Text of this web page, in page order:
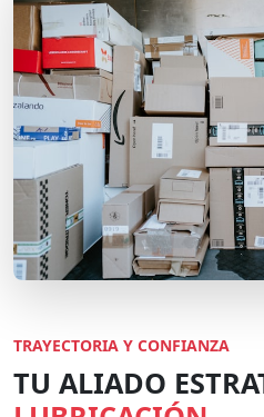
TRAYECTORIA Y CONFIANZA
TU ALIADO